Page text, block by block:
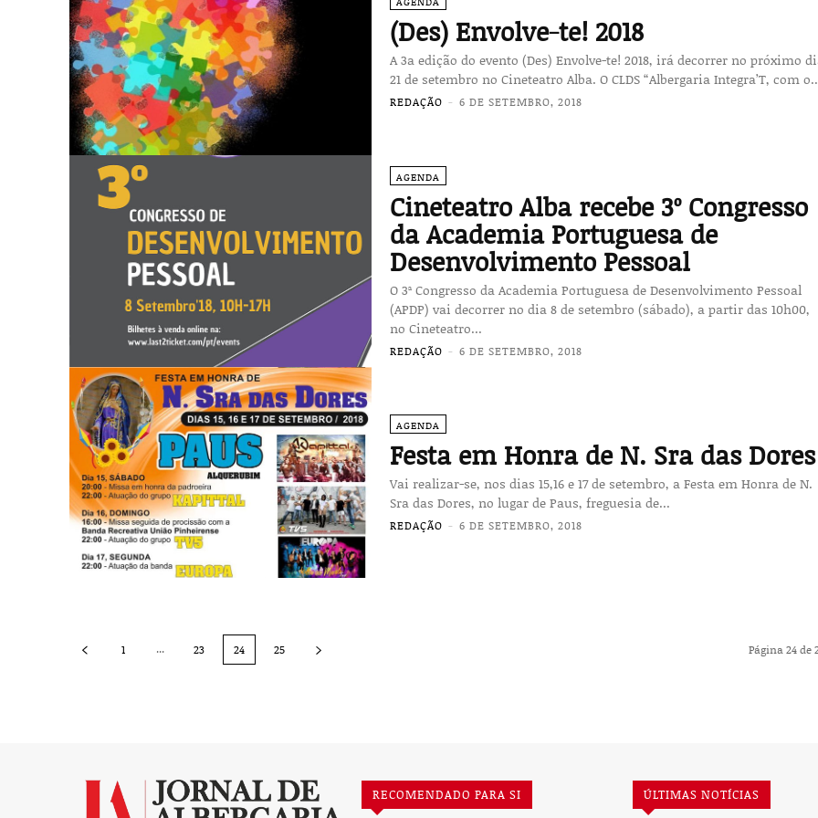
(Des) Envolve-te! 2018
A 3a edição do evento (Des) Envolve-te! 2018, irá decorrer no próximo
21 de setembro no Cineteatro Alba. O CLDS “Albergaria Integra’T, com
REDAÇÃO - 6 DE SETEMBRO, 2018
AGENDA
Cineteatro Alba recebe 3º Congresso
da Academia Portuguesa de
Desenvolvimento Pessoal
O 3ª Congresso da Academia Portuguesa de Desenvolvimento Pessoal
(APDP) vai decorrer no dia 8 de setembro (sábado), a partir das 10h00,
no Cineteatro...
REDAÇÃO - 6 DE SETEMBRO, 2018
AGENDA
Festa em Honra de N. Sra das Dores
Vai realizar-se, nos dias 15,16 e 17 de setembro, a Festa em Honra de N.
Sra das Dores, no lugar de Paus, freguesia de...
REDAÇÃO - 6 DE SETEMBRO, 2018
1 ... 23 24 25 Página 24 de
RECOMENDADO PARA SI ÚLTIMAS NOTÍCIAS